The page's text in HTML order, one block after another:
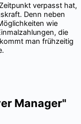
verpasst hat,
Denn neben
wie
die
man frühzeitig
Manager"